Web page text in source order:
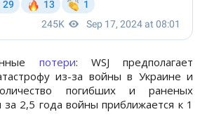
потери: WSJ предполагает
из-за войны в Украине и
погибших и раненых
за 2,5 года войны приближается к 1